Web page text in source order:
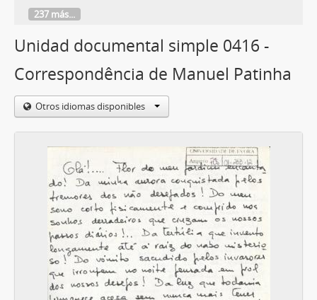
237 más...
Unidad documental simple 0416 -
Correspondência de Manuel Patinha
Otros idiomas disponibles